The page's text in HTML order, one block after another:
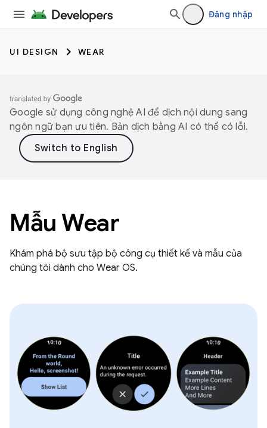
Đăng nhập
UI DESIGN WEAR
Google sử dụng công nghệ AI để dịch nội dung sang
ngôn ngữ bạn ưu tiên. Bản dịch bằng AI có thể có lỗi.
Mẫu Wear
Khám phá bộ sưu tập bộ công cụ thiết kế và mẫu của
chúng tôi dành cho Wear OS.